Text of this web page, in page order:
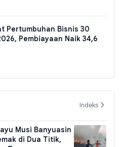
Pertumbuhan Bisnis 30
Pembiayaan Naik 34,6
Indeks
Musi Banyuasin
di Dua Titik,